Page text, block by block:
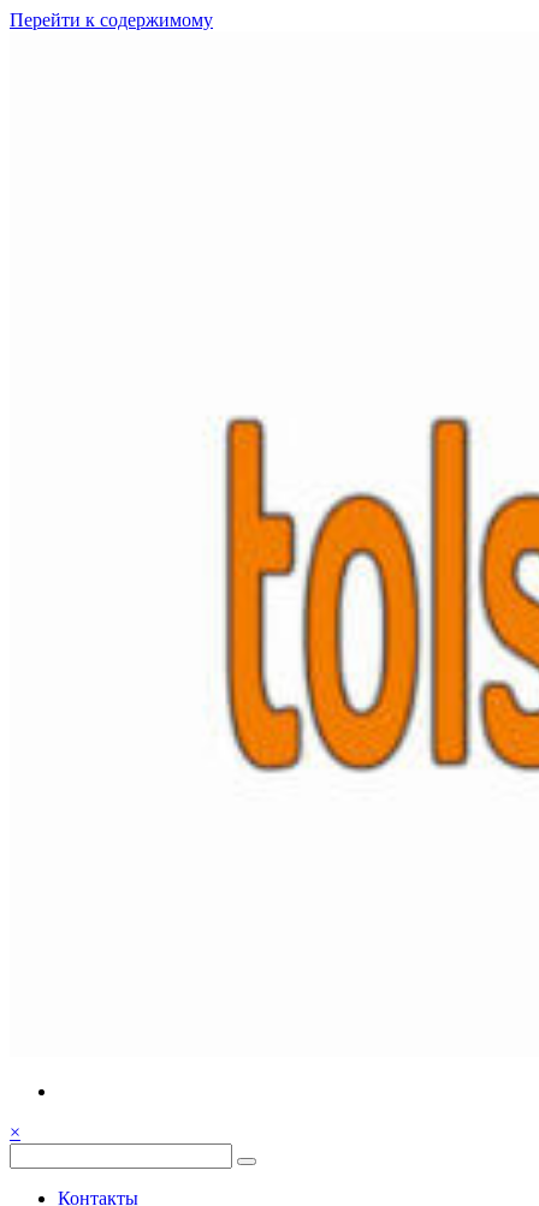
Перейти к содержимому
Весёлый и здоровый образ
жизни
Семья, общение, здоровье.
×
Весёлый и здоровый образ жизни
Контакты